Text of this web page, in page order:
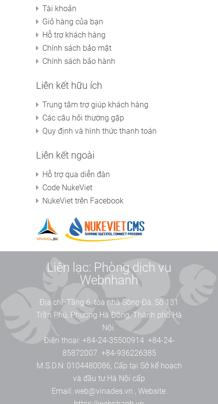
Tài khoản
Giỏ hàng của bạn
Hỗ trợ khách hàng
Chính sách bảo mật
Chính sách bảo hành
Liên kết hữu ích
Trung tâm trợ giúp khách hàng
Các câu hỏi thường gặp
Quy định và hình thức thanh toán
Liên kết ngoài
Hỗ trợ qua diễn đàn
Code NukeViet
NukeViet trên Facebook
Liên lạc: Phòng dịch vụ
Webnhanh
Địa chỉ: Tầng 6, tòa nhà Sông Đà, Số 131
Trần Phú, Phường Hà Đông, Thành phố Hà
Nội.
Điện thoại: +84-24-35500914 +84-24-
85872007 +84-936226385
M.S.D.N: 0104480086, Cấp tại Sở kế hoạch
và đầu tư Hà Nội cấp
Email: web@vinades.vn , Website: